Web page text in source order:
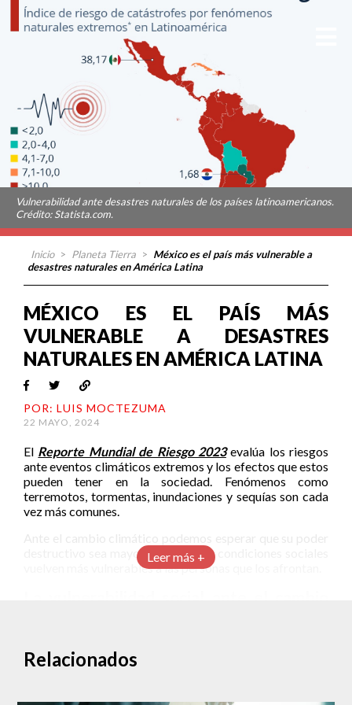
Vulnerabilidad ante desastres naturales de los países latinoamericanos.
Crédito: Statista.com.
Inicio > Planeta Tierra > México es el país más vulnerable a
desastres naturales en América Latina
Leer más +
MÉXICO ES EL PAÍS MÁS
VULNERABLE A DESASTRES
NATURALES EN AMÉRICA LATINA
POR: LUIS MOCTEZUMA
22 MAYO, 2024
El Reporte Mundial de Riesgo 2023evalúa los riesgos
ante eventos climáticos extremos y los efectos que estos
pueden tener en la sociedad. Fenómenos como
terremotos, tormentas, inundaciones y sequías son cada
vez más comunes.
destructivo sea mayor. Además, las condiciones sociales
vuelven más vulnerables a las personas que los afrontan.
conjunto entre Bündnis Entwicklung Hilft y el Instituto
Relacionados